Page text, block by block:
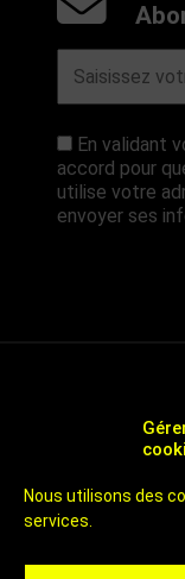
Nous utilisons des
services.
En validant
accord pour
utilise votre
envoyer ses
ÉCONOMIQUE ET
UN TERRITOIRE
CHOOSE ROUEN -